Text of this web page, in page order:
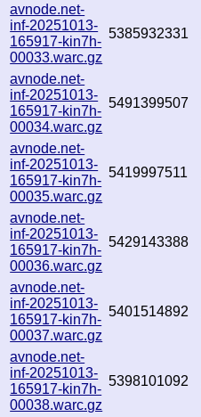
avnode.net-
inf-20251013-
165917-kin7h-
00033.warc.gz
5385932331
avnode.net-
inf-20251013-
165917-kin7h-
00034.warc.gz
5491399507
avnode.net-
inf-20251013-
165917-kin7h-
00035.warc.gz
5419997511
avnode.net-
inf-20251013-
165917-kin7h-
00036.warc.gz
5429143388
avnode.net-
inf-20251013-
165917-kin7h-
00037.warc.gz
5401514892
avnode.net-
inf-20251013-
165917-kin7h-
00038.warc.gz
5398101092